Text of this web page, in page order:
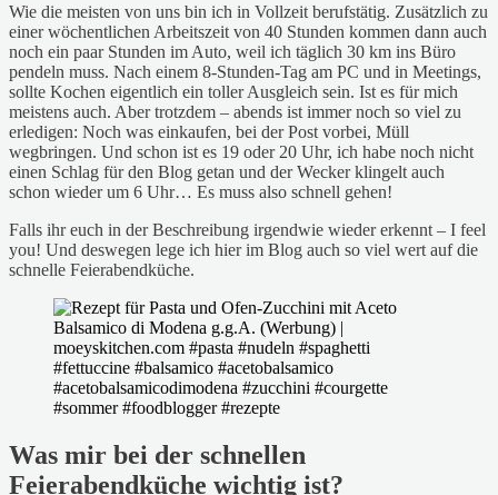
Wie die meisten von uns bin ich in Vollzeit berufstätig. Zusätzlich zu
einer wöchentlichen Arbeitszeit von 40 Stunden kommen dann auch
noch ein paar Stunden im Auto, weil ich täglich 30 km ins Büro
pendeln muss. Nach einem 8-Stunden-Tag am PC und in Meetings,
sollte Kochen eigentlich ein toller Ausgleich sein. Ist es für mich
meistens auch. Aber trotzdem – abends ist immer noch so viel zu
erledigen: Noch was einkaufen, bei der Post vorbei, Müll
wegbringen. Und schon ist es 19 oder 20 Uhr, ich habe noch nicht
einen Schlag für den Blog getan und der Wecker klingelt auch
schon wieder um 6 Uhr… Es muss also schnell gehen!
Falls ihr euch in der Beschreibung irgendwie wieder erkennt – I feel
you! Und deswegen lege ich hier im Blog auch so viel wert auf die
schnelle Feierabendküche.
Was mir bei der schnellen
Feierabendküche wichtig ist?